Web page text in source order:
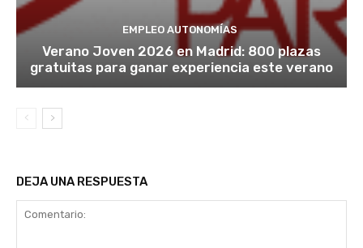
EMPLEO AUTONOMÍAS
Verano Joven 2026 en Madrid: 800 plazas
gratuitas para ganar experiencia este verano
DEJA UNA RESPUESTA